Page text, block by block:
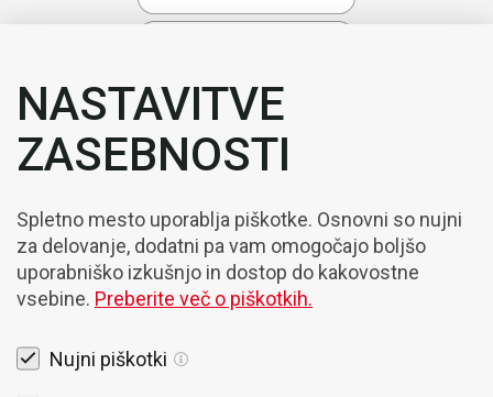
NASTAVITVE
ZASEBNOSTI
Spletno mesto uporablja piškotke. Osnovni so nujni
za delovanje, dodatni pa vam omogočajo boljšo
uporabniško izkušnjo in dostop do kakovostne
vsebine. Preberite več o piškotkih.
Nujni piškotki